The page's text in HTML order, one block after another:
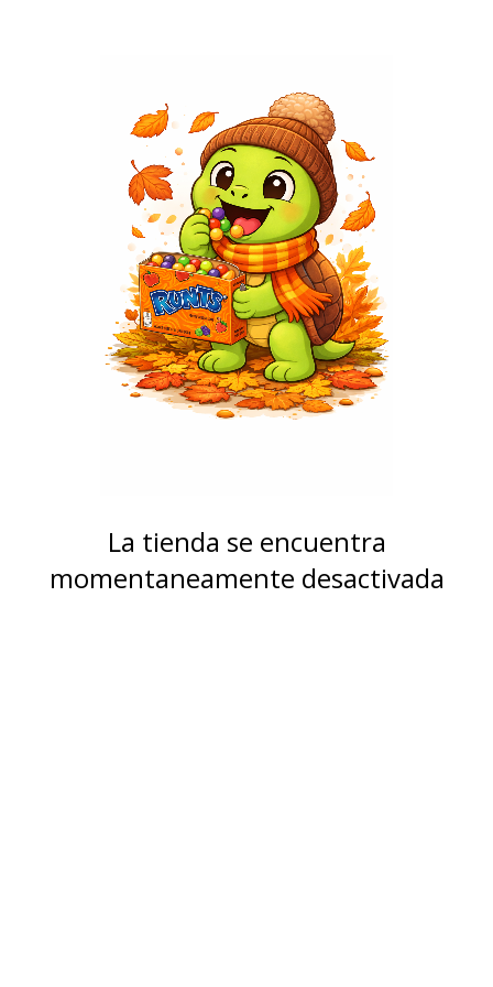
La tienda se encuentra
momentaneamente desactivada